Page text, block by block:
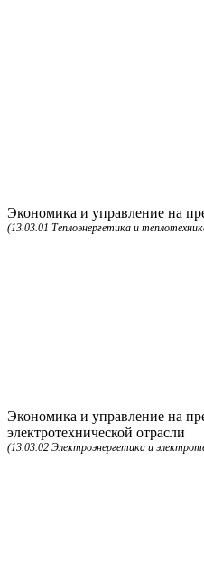
Экономика и управление на
(13.03.01 Теплоэнергетика и
Экономика и управление на
электротехнической отрасли
(13.03.02 Электроэнергетика и